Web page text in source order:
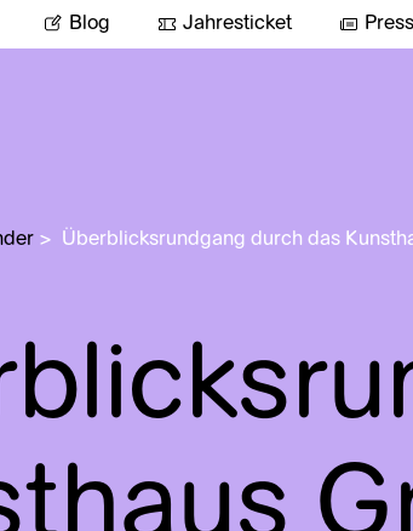
Blog Jahresticket
> Überblicksrundgang durch das